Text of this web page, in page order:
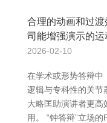
合理的动画和过
司能增强演示的运
2026-02-10
在学术或形势答辩中
逻辑与专科性的关节
大略匡助演讲者更高
用。 “钟答辩”立场